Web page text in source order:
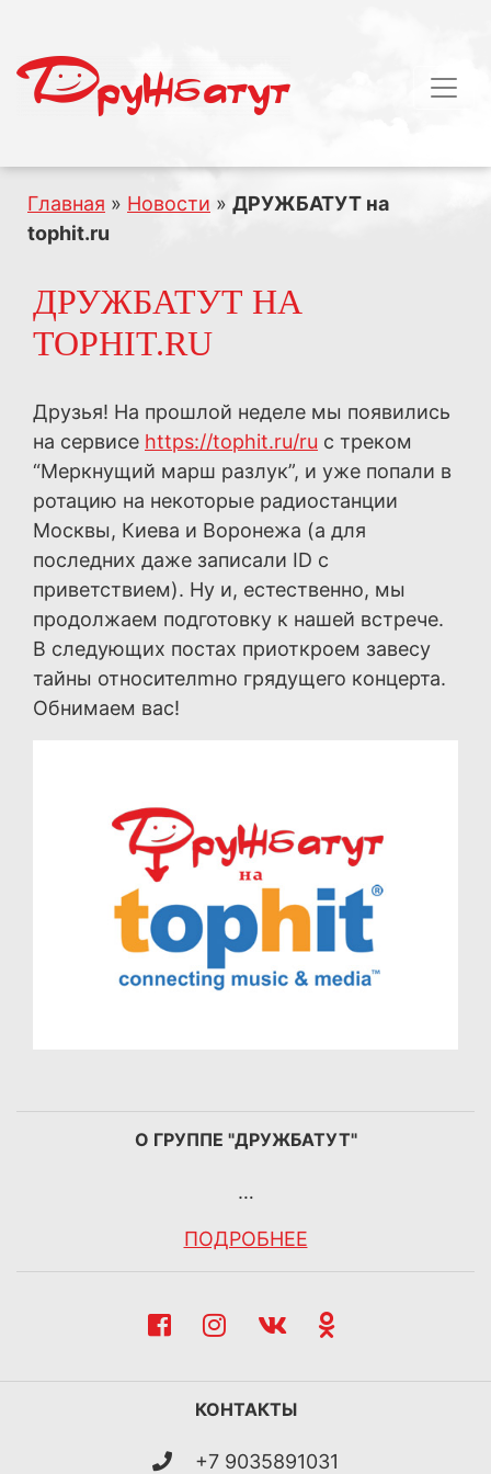
Главная » Новости » ДРУЖБАТУТ на
tophit.ru
ДРУЖБАТУТ НА
TOPHIT.RU
Друзья! На прошлой неделе мы появились
на сервисе https://tophit.ru/ru с треком
“Меркнущий марш разлук”, и уже попали в
ротацию на некоторые радиостанции
Москвы, Киева и Воронежа (а для
последних даже записали ID с
приветствием). Ну и, естественно, мы
продолжаем подготовку к нашей встрече.
В следующих постах приоткроем завесу
тайны относителmно грядущего концерта.
Обнимаем вас!
О ГРУППЕ "ДРУЖБАТУТ"
…
ПОДРОБНЕЕ
КОНТАКТЫ
+7 9035891031